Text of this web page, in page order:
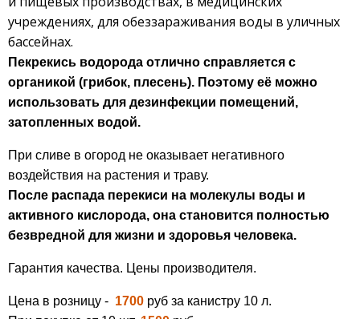
учреждениях, для обеззараживания воды в уличных
бассейнах.
Пекрекись водорода отлично справляется с
органикой (грибок, плесень). Поэтому её можно
использовать для дезинфекции помещений,
затопленных водой.
При сливе в огород не оказывает негативного
воздействия на растения и траву.
После распада перекиси на молекулы воды и
активного кислорода, она становится полностью
безвредной для жизни и здоровья человека.
Гарантия качества. Цены производителя.
Цена в розницу - 1700 руб за канистру 10 л.